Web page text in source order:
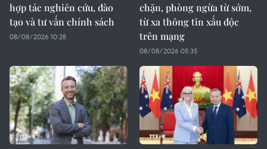
hợp tác nghiên cứu, đào
tạo và tư vấn chính sách
08/08/2026 10:28
chặn, phòng ngừa từ sớm,
từ xa thông tin xấu độc
trên mạng
08/08/2026 05:35